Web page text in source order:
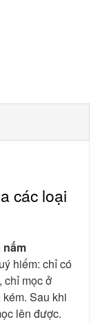
các loại
nấm
hiếm: chỉ có
chỉ mọc ở
Sau khi
lên được.